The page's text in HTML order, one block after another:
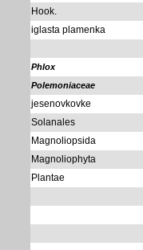
Hook.
iglasta plamenka
Phlox
Polemoniaceae
jesenovkovke
Solanales
Magnoliopsida
Magnoliophyta
Plantae